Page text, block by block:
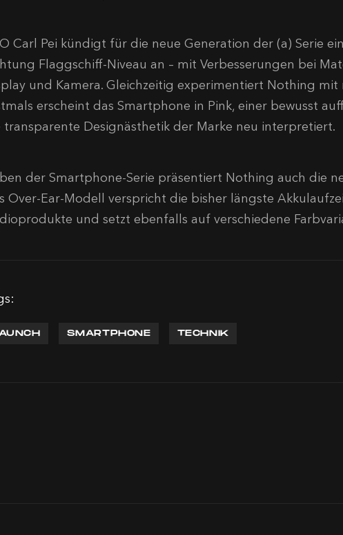
Carl Pei kündigt für die neue Generation der (a) Serie
Flaggschiff-Niveau an – mit Verbesserungen bei
und Kamera. Gleichzeitig experimentiert Nothing mit
erscheint das Smartphone in Pink, einer bewusst
transparente Designästhetik der Marke neu interpretiert.
der Smartphone-Serie präsentiert Nothing auch die
Over-Ear-Modell verspricht die bisher längste
und setzt ebenfalls auf verschiedene
SMARTPHONE TECHNIK